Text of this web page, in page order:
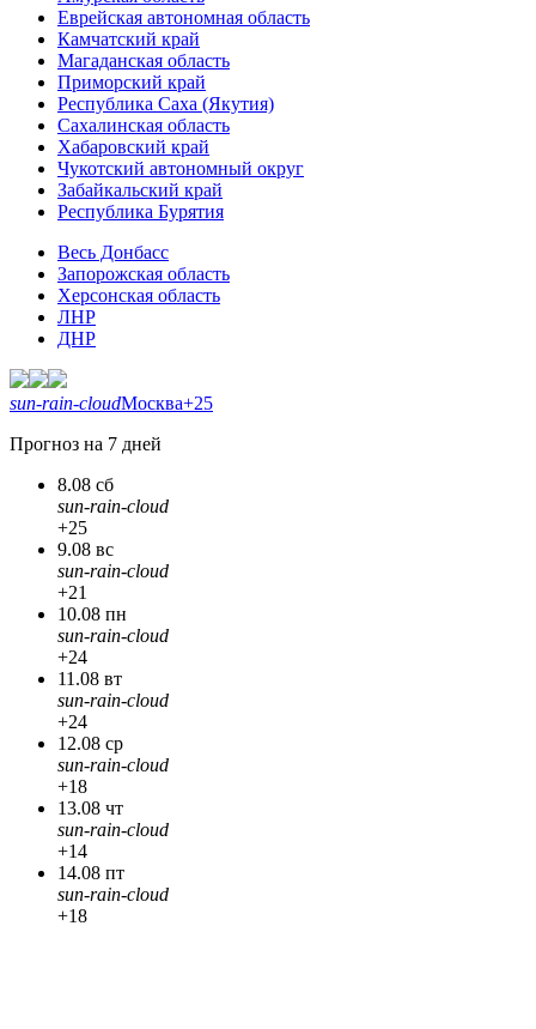
Еврейская автономная область
Камчатский край
Магаданская область
Приморский край
Республика Саха (Якутия)
Сахалинская область
Хабаровский край
Чукотский автономный округ
Забайкальский край
Республика Бурятия
Весь Донбасс
Запорожская область
Херсонская область
ЛНР
ДНР
sun-rain-cloudМосква+25
Прогноз на 7 дней
8.08 сб
sun-rain-cloud
+25
9.08 вс
sun-rain-cloud
+21
10.08 пн
sun-rain-cloud
+24
11.08 вт
sun-rain-cloud
+24
12.08 ср
sun-rain-cloud
+18
13.08 чт
sun-rain-cloud
+14
14.08 пт
sun-rain-cloud
+18